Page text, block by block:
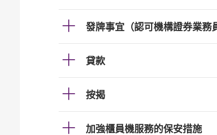
發牌事宜（認可機構證券業務
貸款
按揭
加強櫃員機服務的保安措施